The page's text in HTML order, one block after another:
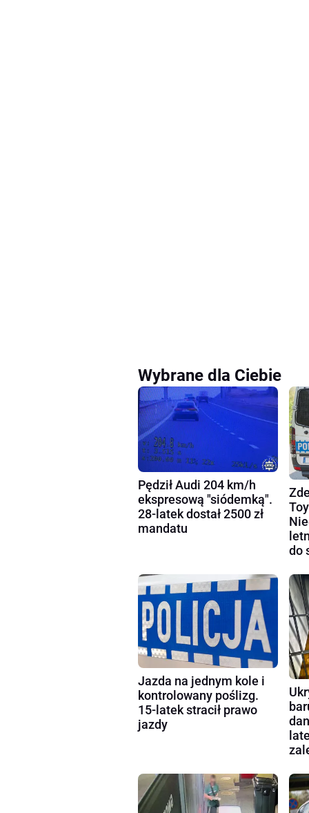
Wybrane dla Ciebie
Pędził Audi 204 km/h
ekspresową "siódemką".
28-latek dostał 2500 zł
mandatu
do
Jazda na jednym kole i
kontrolowany poślizg.
15-latek stracił prawo
jazdy